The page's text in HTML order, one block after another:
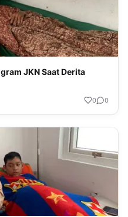
JKN Saat Derita
0 0